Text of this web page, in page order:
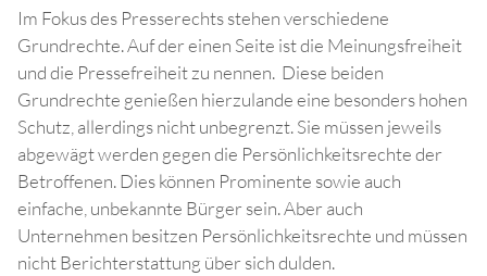
Im Fokus des Presserechts stehen verschiedene
Grundrechte. Auf der einen Seite ist die Meinungsfreiheit
und die Pressefreiheit zu nennen. Diese beiden
Grundrechte genießen hierzulande eine besonders hohen
Schutz, allerdings nicht unbegrenzt. Sie müssen jeweils
abgewägt werden gegen die Persönlichkeitsrechte der
Betroffenen. Dies können Prominente sowie auch
einfache, unbekannte Bürger sein. Aber auch
Unternehmen besitzen Persönlichkeitsrechte und müssen
nicht Berichterstattung über sich dulden.